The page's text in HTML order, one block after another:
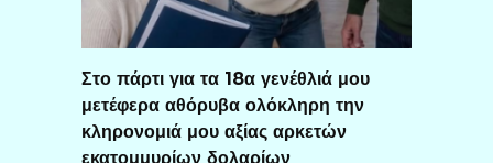
Στο πάρτι για τα 18α γενέθλιά μου
μετέφερα αθόρυβα ολόκληρη την
κληρονομιά μου αξίας αρκετών
εκατομμυρίων δολαρίων